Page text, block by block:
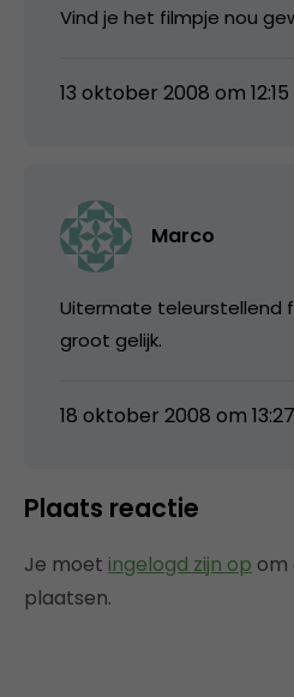
Vind je het filmpje nou
13 oktober 2008 om 12:15
Marco
Uitermate teleurstellend
groot gelijk.
18 oktober 2008 om 13:27
Plaats reactie
Je moet ingelogd zijn op om
plaatsen.